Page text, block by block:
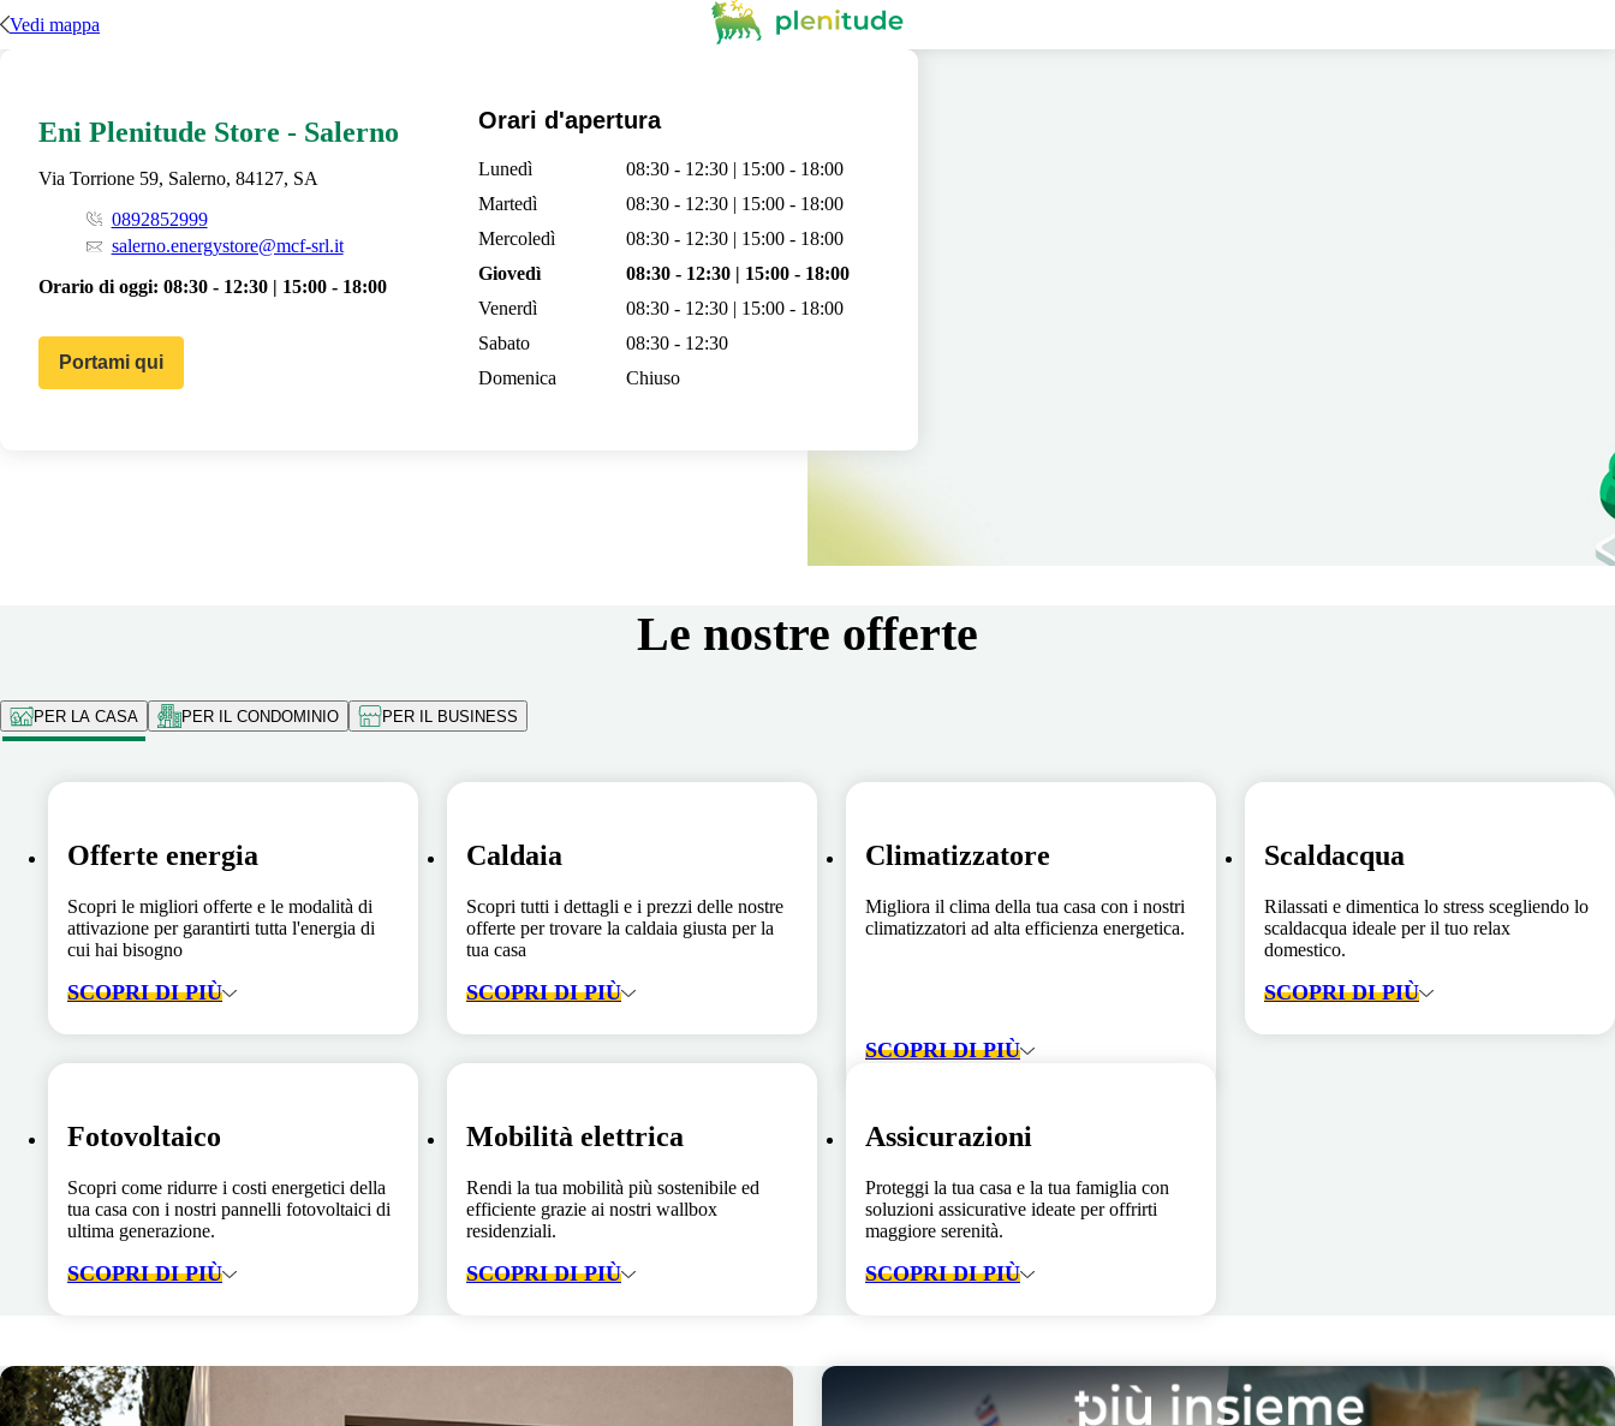
Vedi mappa
Eni Plenitude Store - Salerno
Via Torrione 59, Salerno, 84127, SA
0892852999
salerno.energystore@mcf-srl.it
Orario di oggi: 08:30 - 12:30 | 15:00 - 18:00
Portami qui
Orari d'apertura
Lunedì
08:30 - 12:30 | 15:00 - 18:00
Martedì
08:30 - 12:30 | 15:00 - 18:00
Mercoledì
08:30 - 12:30 | 15:00 - 18:00
Giovedì
08:30 - 12:30 | 15:00 - 18:00
Venerdì
08:30 - 12:30 | 15:00 - 18:00
Sabato
08:30 - 12:30
Domenica
Chiuso
Le nostre offerte
PER LA CASA PER IL CONDOMINIO PER IL BUSINESS
Offerte energia
Scopri le migliori offerte e le modalità di
attivazione per garantirti tutta l'energia di
cui hai bisogno
SCOPRI DI PIÙ
Caldaia
Scopri tutti i dettagli e i prezzi delle nostre
offerte per trovare la caldaia giusta per la
tua casa
SCOPRI DI PIÙ
Climatizzatore
Migliora il clima della tua casa con i nostri
climatizzatori ad alta efficienza energetica.
SCOPRI DI PIÙ
Scaldacqua
Rilassati e dimentica lo stress scegliendo lo
scaldacqua ideale per il tuo relax
domestico.
SCOPRI DI PIÙ
Fotovoltaico
Scopri come ridurre i costi energetici della
tua casa con i nostri pannelli fotovoltaici di
ultima generazione.
SCOPRI DI PIÙ
Mobilità elettrica
Rendi la tua mobilità più sostenibile ed
efficiente grazie ai nostri wallbox
residenziali.
SCOPRI DI PIÙ
Assicurazioni
Proteggi la tua casa e la tua famiglia con
soluzioni assicurative ideate per offrirti
maggiore serenità.
SCOPRI DI PIÙ